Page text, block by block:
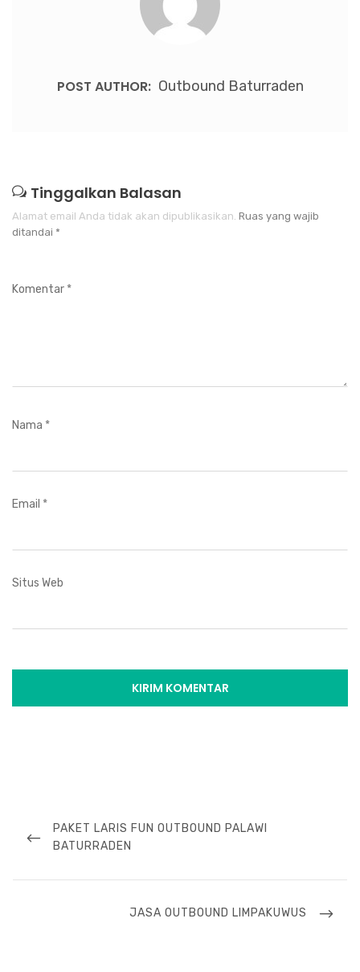
POST AUTHOR: Outbound Baturraden
Tinggalkan Balasan
Alamat email Anda tidak akan dipublikasikan. Ruas yang wajib
ditandai *
Komentar *
Nama *
Email *
Situs Web
PREVIOUS
POST
PAKET LARIS FUN OUTBOUND PALAWI
BATURRADEN
NEXT
JASA OUTBOUND LIMPAKUWUS